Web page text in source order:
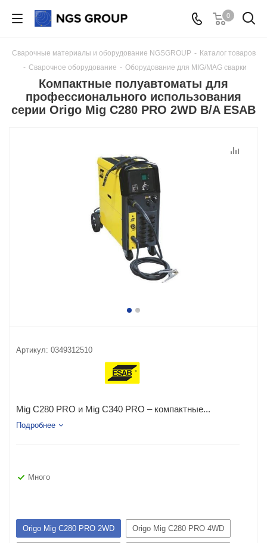
0
Сварочные материалы и оборудование NGSGROUP - Каталог товаров
- Сварочное оборудование - Оборудование для MIG/MAG сварки
Компактные полуавтоматы для
профессионального использования
серии Origo Mig C280 PRO 2WD B/A ESAB
Артикул: 0349312510
Mig C280 PRO и Mig C340 PRO – компактные...
Подробнее
Много
Origo Mig C280 PRO 2WD Origo Mig C280 PRO 4WD